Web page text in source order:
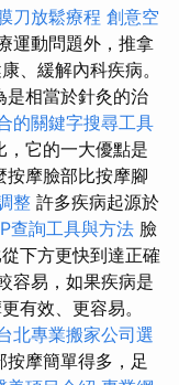
刀放鬆療程 創意空
運動問題外，推拿
、緩解內科疾病。
是相當於針灸的治
的關鍵字搜尋工具
，它的一大優點是
摩臉部比按摩腳
整 許多疾病起源於
查詢工具與方法 臉
下方更快到達正確
容易，如果疾病是
有效、更容易。
北專業搬家公司選
摩簡單得多，足